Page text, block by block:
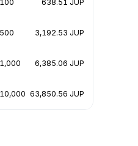
638.51 JUP
3,192.53 JUP
6,385.06 JUP
63,850.56 JUP